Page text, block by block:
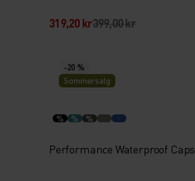
319,20 kr399,00 kr
-20 %
Sommersalg
% % %
Performance Waterproof Caps